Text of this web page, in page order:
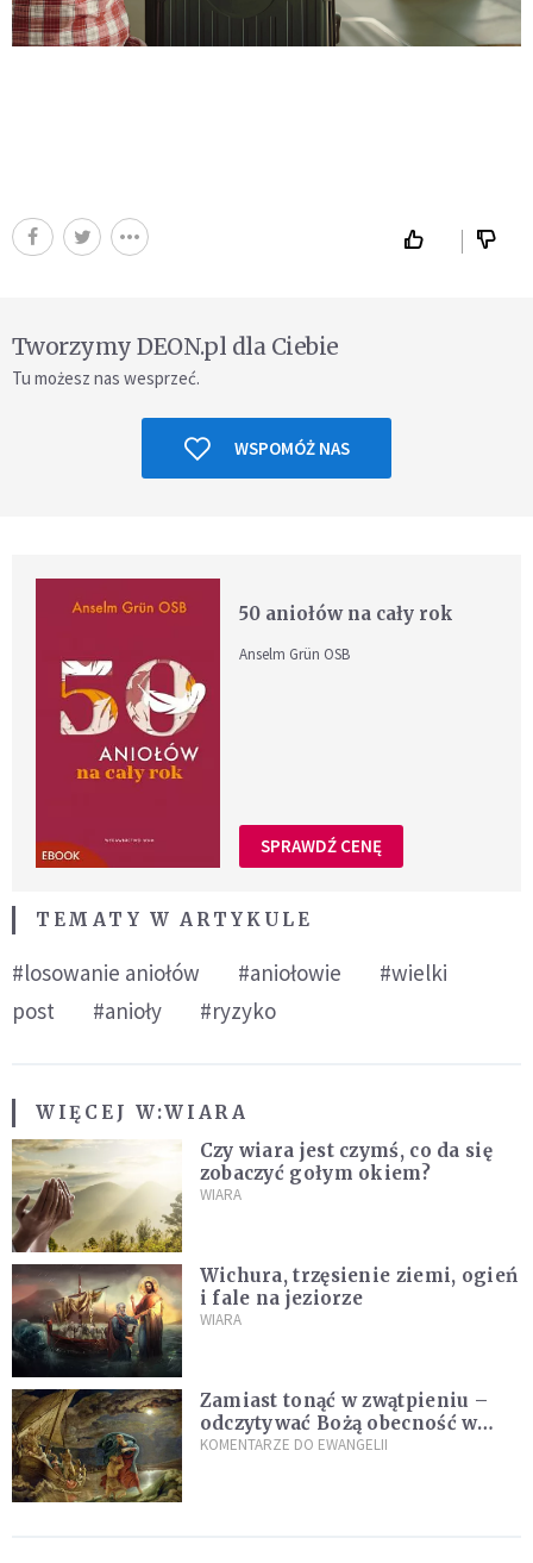
Tworzymy DEON.pl dla Ciebie
Tu możesz nas wesprzeć.
WSPOMÓŻ NAS
50 aniołów na cały rok
Anselm Grün OSB
SPRAWDŹ CENĘ
TEMATY W ARTYKULE
#losowanie aniołów #aniołowie
#wielki
post
#anioły #ryzyko
WIĘCEJ W:WIARA
Czy wiara jest czymś, co da się
zobaczyć gołym okiem?
WIARA
Wichura, trzęsienie ziemi, ogień
i fale na jeziorze
WIARA
Zamiast tonąć w zwątpieniu –
odczytywać Bożą obecność w
burzach codziennego życia
KOMENTARZE DO EWANGELII